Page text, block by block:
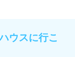
ウスに行こ